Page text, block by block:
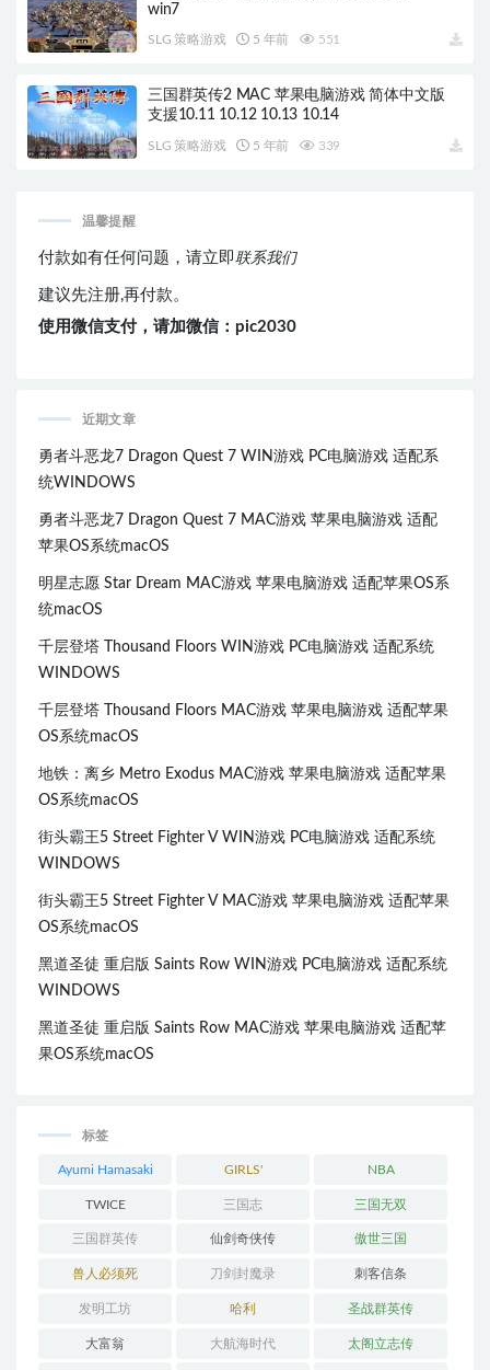
win7
SLG 策略游戏 5 年前 551
三国群英传2 MAC 苹果电脑游戏 简体中文版
支援10.11 10.12 10.13 10.14
SLG 策略游戏 5 年前 339
温馨提醒
付款如有任何问题，请立即联系我们
建议先注册,再付款。
使用微信支付，请加微信：pic2030
近期文章
勇者斗恶龙7 Dragon Quest 7 WIN游戏 PC电脑游戏 适配系
统WINDOWS
勇者斗恶龙7 Dragon Quest 7 MAC游戏 苹果电脑游戏 适配
苹果OS系统macOS
明星志愿 Star Dream MAC游戏 苹果电脑游戏 适配苹果OS系
统macOS
千层登塔 Thousand Floors WIN游戏 PC电脑游戏 适配系统
WINDOWS
千层登塔 Thousand Floors MAC游戏 苹果电脑游戏 适配苹果
OS系统macOS
地铁：离乡 Metro Exodus MAC游戏 苹果电脑游戏 适配苹果
OS系统macOS
街头霸王5 Street Fighter V WIN游戏 PC电脑游戏 适配系统
WINDOWS
街头霸王5 Street Fighter V MAC游戏 苹果电脑游戏 适配苹果
OS系统macOS
黑道圣徒 重启版 Saints Row WIN游戏 PC电脑游戏 适配系统
WINDOWS
黑道圣徒 重启版 Saints Row MAC游戏 苹果电脑游戏 适配苹
果OS系统macOS
标签
Ayumi Hamasaki GIRLS'
GENERATION
NBA
TWICE 三国志 三国无双
三国群英传 仙剑奇侠传 傲世三国
兽人必须死 刀剑封魔录 刺客信条
发明工坊 哈利 圣战群英传
大富翁 大航海时代 太阁立志传